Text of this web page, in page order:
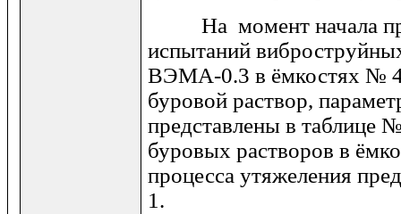
На момент начала
испытаний
ВЭМА-0.3 в ёмкостях №
буровой раствор,
представлены в
буровых растворов в
процесса утяжеления
1.